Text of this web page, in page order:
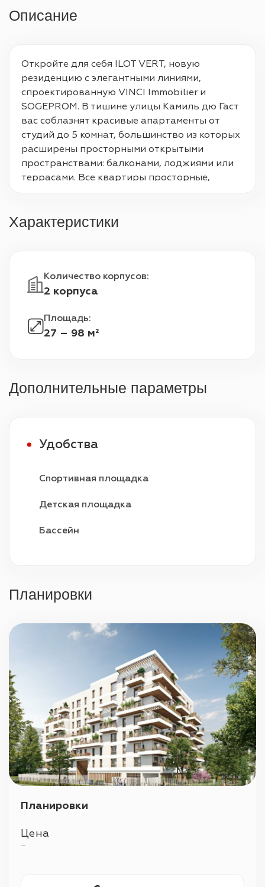
Описание
Откройте для себя ILOT VERT, новую
резиденцию с элегантными линиями,
спроектированную VINCI Immobilier и
SOGEPROM. В тишине улицы Камиль дю Гаст
вас соблазнят красивые апартаменты от
студий до 5 комнат, большинство из которых
расширены просторными открытыми
пространствами: балконами, лоджиями или
террасами. Все квартиры просторные,
собой настоящий растительный мир с
сердце динамичного района Бонгард, в 300
метрах от берега Сены, торгового центра
вы сможете насладиться очень приятной
жизнью района.
Характеристики
Количество корпусов:
2 корпуса
Площадь:
27 – 98 м²
Дополнительные параметры
Удобства
Спортивная площадка
Детская площадка
Бассейн
Планировки
Планировки
Цена
—